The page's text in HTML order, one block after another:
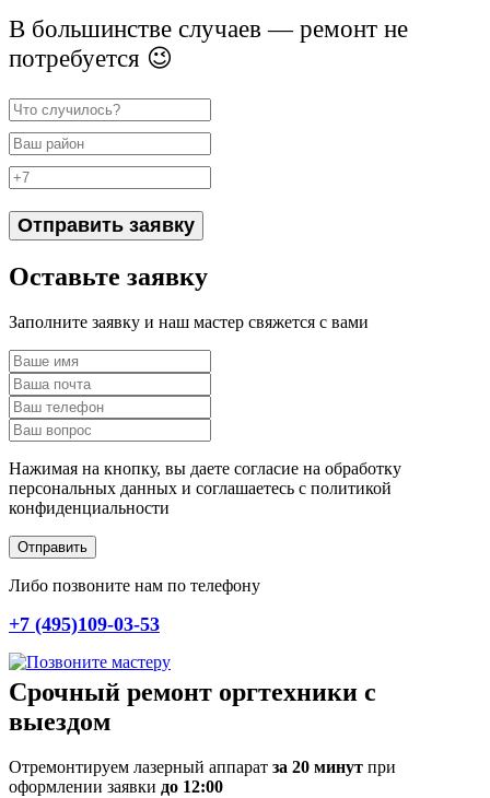
В большинстве случаев — ремонт не
потребуется 😉
Отправить заявку
Оставьте заявку
Заполните заявку и наш мастер свяжется с вами
Нажимая на кнопку, вы даете согласие на обработку
персональных данных и соглашаетесь c политикой
конфиденциальности
Отправить
Либо позвоните нам по телефону
+7 (495)109-03-53
Срочный ремонт оргтехники с
выездом
Отремонтируем лазерный аппарат за 20 минут при
оформлении заявки до 12:00